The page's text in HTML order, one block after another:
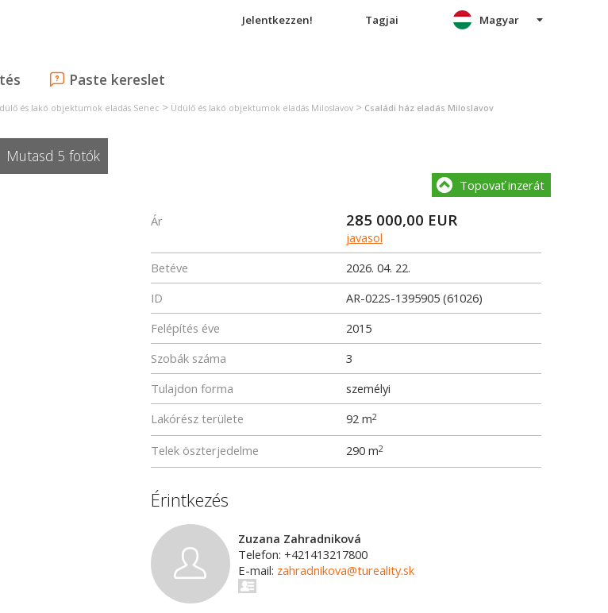
Jelentkezzen! Tagjai
Paste kereslet
Magyar
és lakó objektumok eladás Senec > Üdülő és lakó objektumok eladás Miloslavov > Családi ház eladás Miloslavov
Mutasd 5 fotók
Topovať inzerát
Ár 285 000,00 EUR
javasol
Betéve
2026. 04. 22.
ID
AR-022S-1395905 (61026)
Felépítés éve
2015
Szobák száma
3
Tulajdon forma
személyi
Lakórész területe
92 m2
Telek öszterjedelme 290 m2
Érintkezés
Zuzana Zahradniková
Telefon: +421413217800
E-mail: zahradnikova@tureality.sk